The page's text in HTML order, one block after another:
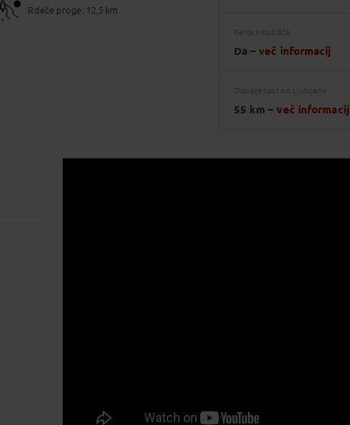
Rdeče proge: 12,5 km
Karta smučišča
Da –več informacij
Oddaljenost od Ljubljane
55 km –več informacij